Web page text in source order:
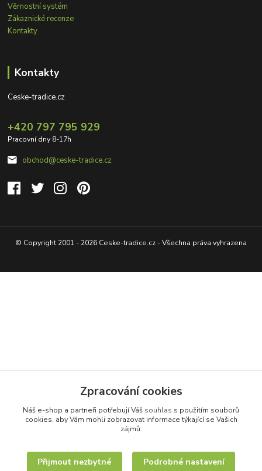
Věrnostní systém
Zákaznické recenze
Kontakty
Kontakty
Ceske-tradice.cz
+420 797 795 929
Pracovní dny 8-17h
obchod@ceske-tradice.cz
© Copyright 2001 - 2026 Ceske-tradice.cz - Všechna práva vyhrazena
Zpracování cookies
Náš e-shop a partneři potřebují Váš souhlas s použitím souborů
cookies, aby Vám mohli zobrazovat informace týkající se Vašich
zájmů.
Přijmout nezbytné Podrobné nastavení